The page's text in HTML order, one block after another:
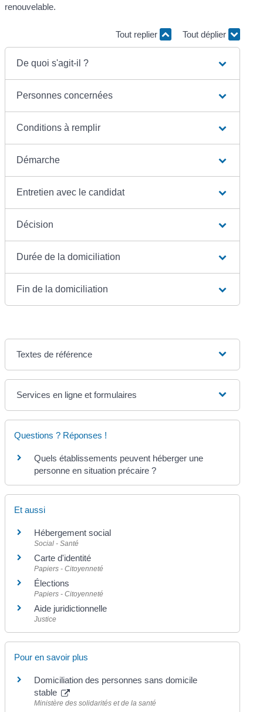
renouvelable.
Tout replier Tout déplier
De quoi s'agit-il ?
Personnes concernées
Conditions à remplir
Démarche
Entretien avec le candidat
Décision
Durée de la domiciliation
Fin de la domiciliation
Textes de référence
Services en ligne et formulaires
Questions ? Réponses !
Quels établissements peuvent héberger une
personne en situation précaire ?
Et aussi
Hébergement social
Social - Santé
Carte d'identité
Papiers - Citoyenneté
Élections
Papiers - Citoyenneté
Aide juridictionnelle
Justice
Pour en savoir plus
Domiciliation des personnes sans domicile
stable
Ministère des solidarités et de la santé